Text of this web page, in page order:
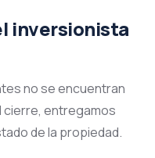
inversionista
no se encuentran
cierre, entregamos
de la propiedad.